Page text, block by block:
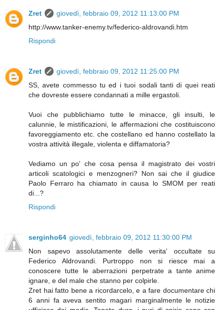
Zret
giovedì, febbraio 09, 2012 11:13:00 PM
http://www.tanker-enemy.tv/federico-aldrovandi.htm
Rispondi
Zret
giovedì, febbraio 09, 2012 11:25:00 PM
SS, avete commesso tu ed i tuoi sodali tanti di quei reati
che dovreste essere condannati a mille ergastoli.
Vuoi che pubblichiamo tutte le minacce, gli insulti, le
calunnie, le mistificazioni, le affermazioni che costituiscono
favoreggiamento etc. che costellano ed hanno costellato la
vostra attività illegale, violenta e diffamatoria?
Vediamo un po' che cosa pensa il magistrato dei vostri
articoli scatologici e menzogneri? Non sai che il giudice
Paolo Ferraro ha chiamato in causa lo SMOM per reati
di...?
Rispondi
serginho64 giovedì, febbraio 09, 2012 11:30:00 PM
Non sapevo assolutamente delle verita' occultate su
Federico Aldrovandi. Purtroppo non si riesce mai a
conoscere tutte le aberrazioni perpetrate a tante anime
ignare, e del male che stanno per colpirle.
Zret hai fatto bene a ricordarcelo, e a fare documentare chi
6 anni fa aveva sentito magari marginalmente le notizie